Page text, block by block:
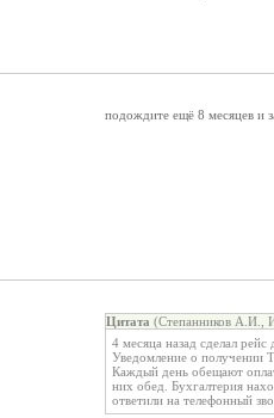
подождите ещё 8 месяцев и
Цитата (Степанников А.И.,
4 месяца назад сделал
Уведомление о получении
Каждый день обещают
них обед. Бухгалтерия
ответили на телефонный